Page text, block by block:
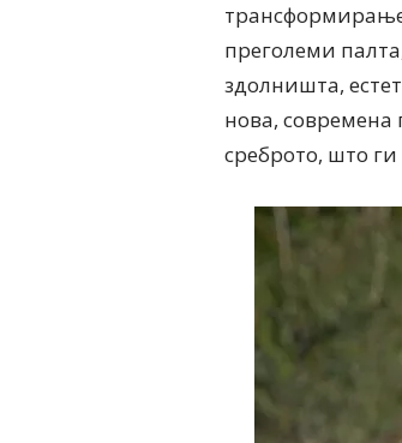
преголеми
здолништа,
нова, современа
среброто, што